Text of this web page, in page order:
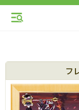
フ